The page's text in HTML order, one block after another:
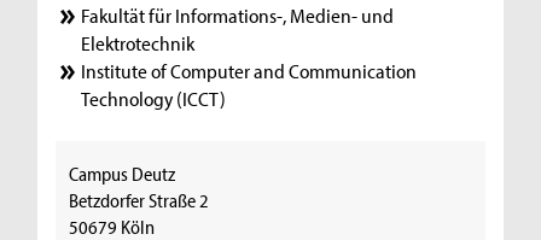
Fakultät für Informations-, Medien- und
Elektrotechnik
Institute of Computer and Communication
Technology (ICCT)
Campus Deutz
Betzdorfer Straße 2
50679 Köln